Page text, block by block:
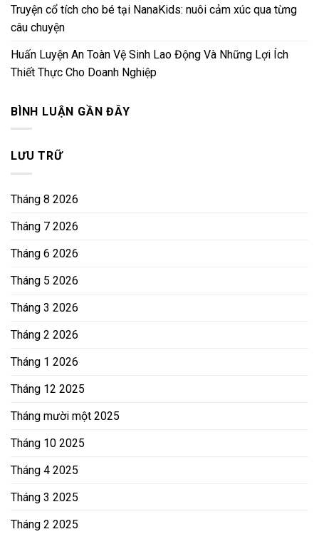
Truyện cổ tích cho bé tại NanaKids: nuôi cảm xúc qua từng
câu chuyện
Huấn Luyện An Toàn Vệ Sinh Lao Động Và Những Lợi Ích
Thiết Thực Cho Doanh Nghiệp
BÌNH LUẬN GẦN ĐÂY
LƯU TRỮ
Tháng 8 2026
Tháng 7 2026
Tháng 6 2026
Tháng 5 2026
Tháng 3 2026
Tháng 2 2026
Tháng 1 2026
Tháng 12 2025
Tháng mười một 2025
Tháng 10 2025
Tháng 4 2025
Tháng 3 2025
Tháng 2 2025